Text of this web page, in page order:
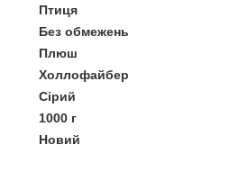
Птиця
Без обмежень
Плюш
Холлофайбер
Сірий
1000 г
Новий